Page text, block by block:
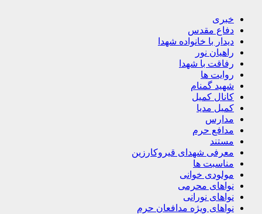
خبری
دفاع مقدس
دیدار با خانواده شهدا
راهیان نور
رفاقت با شهدا
روایت ها
شهید گمنام
کانال کمیل
کمیل مدیا
مدارس
مدافع حرم
مستند
معرفی شهدای قیروکارزین
مناسبت ها
مولودی خوانی
نواهای محرمی
نواهای نورانی
نواهای ویژه مدافعان حرم